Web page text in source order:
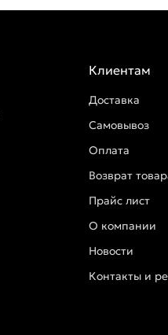
Клиентам
Доставка
Самовывоз
Оплата
Возврат
Прайс лист
О компании
Новости
Контакты и